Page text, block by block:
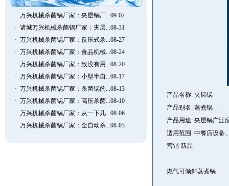
· 万兴机械杀菌锅厂家：夹层锅厂...09-02
· 诸城万兴机械杀菌锅厂家：夹层...08-31
· 万兴机械杀菌锅厂家：反压式杀...08-27
· 万兴机械杀菌锅厂家：食品机械...08-24
· 万兴机械杀菌锅厂家：致没有用...08-20
· 万兴机械杀菌锅厂家：小型半自...08-17
· 万兴机械杀菌锅厂家：杀菌锅的...08-13
· 万兴机械杀菌锅厂家：高压杀菌...08-10
· 万兴机械杀菌锅厂家：从一下几...08-06
· 万兴机械杀菌锅厂家：全自动杀...08-03
产品名称: 夹层锅
产品别名: 蒸煮锅
产品用途: 夹层锅广泛
适用范围: 中餐店设备
营销 新品
燃气可倾斜蒸煮锅